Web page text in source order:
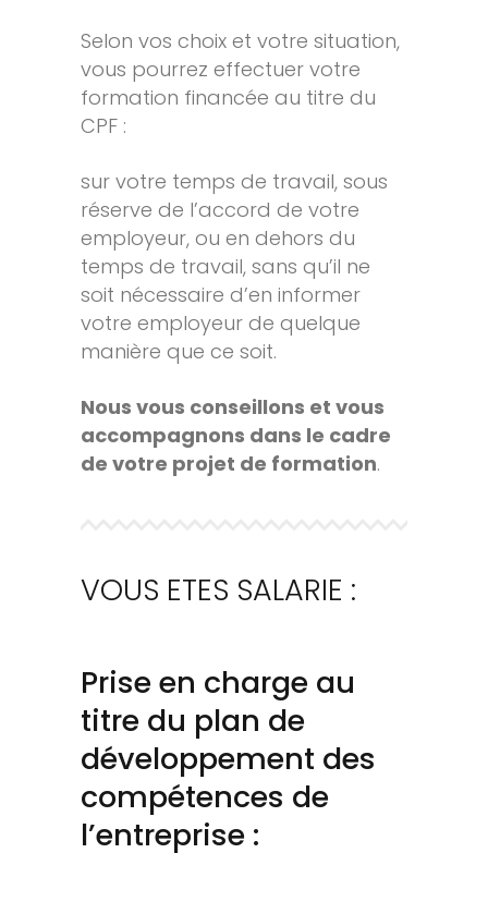
Selon vos choix et votre situation,
vous pourrez effectuer votre
formation financée au titre du
CPF :
sur votre temps de travail, sous
réserve de l’accord de votre
employeur, ou en dehors du
temps de travail, sans qu’il ne
soit nécessaire d’en informer
votre employeur de quelque
manière que ce soit.
Nous vous conseillons et vous
accompagnons dans le cadre
de votre projet de formation.
VOUS ETES SALARIE :
Prise en charge au
titre du plan de
développement des
compétences de
l’entreprise :